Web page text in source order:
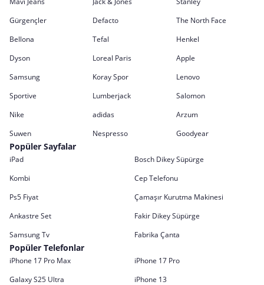
Gürgençler
Defacto
The North Face
Bellona
Tefal
Henkel
Dyson
Loreal Paris
Apple
Samsung
Koray Spor
Lenovo
Sportive
Lumberjack
Salomon
Nike
adidas
Arzum
Suwen
Nespresso Goodyear
Popüler Sayfalar
iPad
Bosch Dikey Süpürge
Kombi
Cep Telefonu
Ps5 Fiyat
Çamaşır Kurutma Makinesi
Ankastre Set
Fakir Dikey Süpürge
Samsung Tv
Fabrika Çanta
Popüler Telefonlar
iPhone 17 Pro Max
iPhone 17 Pro
Galaxy S25 Ultra
iPhone 13